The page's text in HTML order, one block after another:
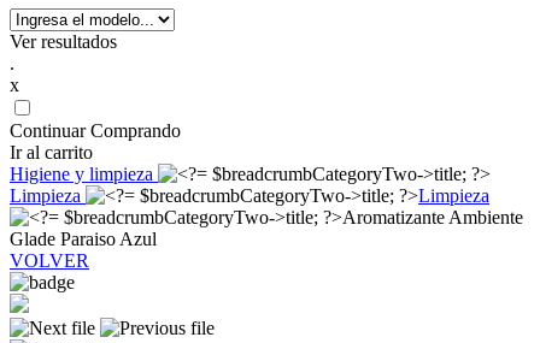
Ver resultados
.
x
Continuar Comprando
Ir al carrito
Higiene y limpieza
Limpieza
Limpieza
Aromatizante Ambiente
Glade Paraiso Azul
VOLVER